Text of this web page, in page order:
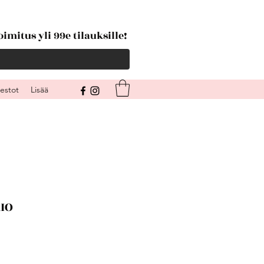
yli 99e tilauksille!
Lisää